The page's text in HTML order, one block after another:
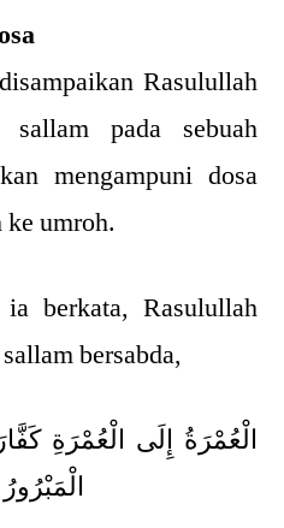
Rasulullah
sallam pada sebuah
mengampuni dosa
umroh.
berkata, Rasulullah
bersabda,
الْعُمْرَةُ إِلَى الْعُمْرَةِ